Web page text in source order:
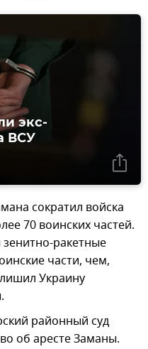
экс-
ВСУ
сократил войска
70 воинских частей.
ракетные
части, чем,
Украину
районный суд
об аресте Заманы.